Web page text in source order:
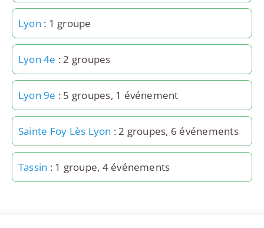
Lyon : 1 groupe
Lyon 4e : 2 groupes
Lyon 9e : 5 groupes, 1 événement
Sainte Foy Lès Lyon : 2 groupes, 6 événements
Tassin : 1 groupe, 4 événements